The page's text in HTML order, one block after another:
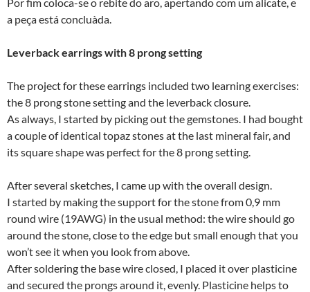
a peça está concluà­da.
Leverback earrings with 8 prong setting
The project for these earrings included two learning exercises:
the 8 prong stone setting and the leverback closure.
As always, I started by picking out the gemstones. I had bought
a couple of identical topaz stones at the last mineral fair, and
its square shape was perfect for the 8 prong setting.
After several sketches, I came up with the overall design.
I started by making the support for the stone from 0,9 mm
round wire (19AWG) in the usual method: the wire should go
around the stone, close to the edge but small enough that you
won’t see it when you look from above.
After soldering the base wire closed, I placed it over plasticine
and secured the prongs around it, evenly. Plasticine helps to